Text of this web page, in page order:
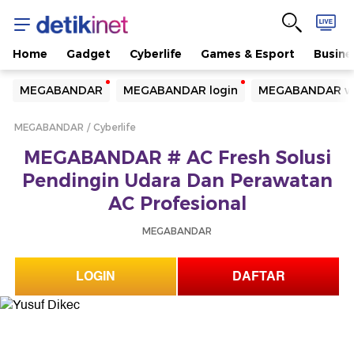
Home Gadget Cyberlife Games & Esport
MEGABANDAR MEGABANDAR login MEGABANDAR
Yang sedang ramai dicari
Loading...
Loading...
MEGABANDAR Cyberlife
MEGABANDAR # AC Fresh Solusi
Pendingin Udara Dan Perawatan
AC Profesional
MEGABANDAR
LOGIN DAFTAR